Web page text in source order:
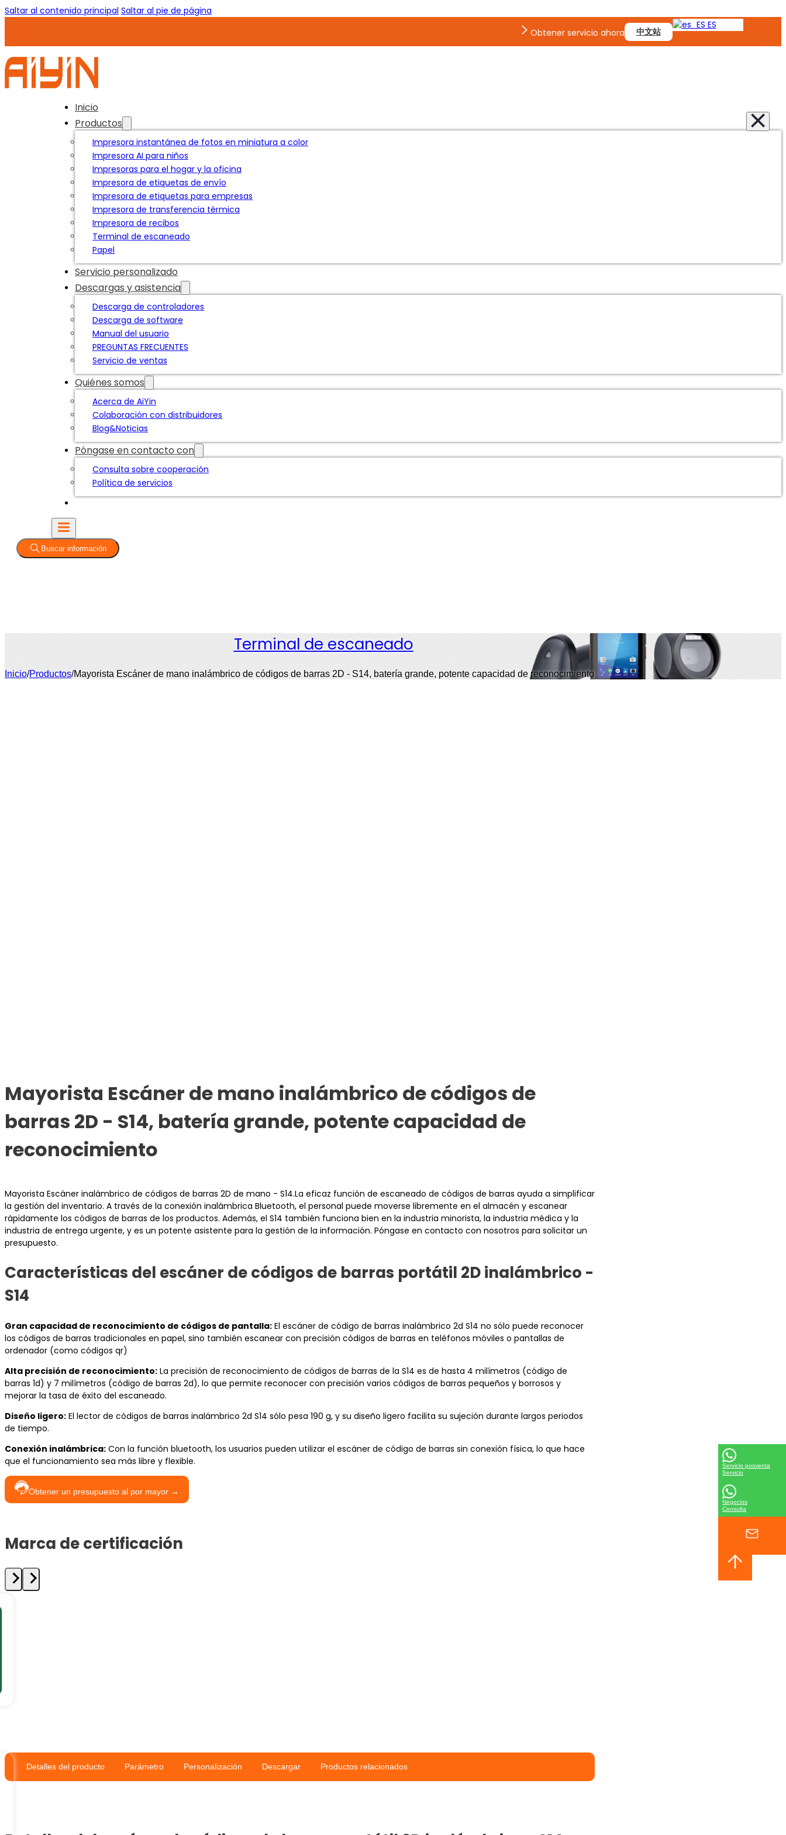
Saltar al contenido principal Saltar al pie de página
Obtener servicio ahora
中文站
ES
Inicio
Productos
Impresora instantánea de fotos en miniatura a color
Impresora AI para niños
Impresoras para el hogar y la oficina
Impresora de etiquetas de envío
Impresora de etiquetas para empresas
Impresora de transferencia térmica
Impresora de recibos
Terminal de escaneado
Papel
Servicio personalizado
Descargas y asistencia
Descarga de controladores
Descarga de software
Manual del usuario
PREGUNTAS FRECUENTES
Servicio de ventas
Quiénes somos
Acerca de AiYin
Colaboración con distribuidores
Blog&Noticias
Póngase en contacto con
Consulta sobre cooperación
Política de servicios
Buscar información
Terminal de escaneado
Inicio/Productos/Mayorista Escáner de mano inalámbrico de códigos de barras 2D - S14, batería grande, potente capacidad de reconocimiento
Mayorista Escáner de mano inalámbrico de códigos de
barras 2D - S14, batería grande, potente capacidad de
reconocimiento
Mayorista Escáner inalámbrico de códigos de barras 2D de mano - S14.La eficaz función de escaneado de códigos de barras ayuda a simplificar
la gestión del inventario. A través de la conexión inalámbrica Bluetooth, el personal puede moverse libremente en el almacén y escanear
rápidamente los códigos de barras de los productos. Además, el S14 también funciona bien en la industria minorista, la industria médica y la
industria de entrega urgente, y es un potente asistente para la gestión de la información. Póngase en contacto con nosotros para solicitar un
presupuesto.
Características del escáner de códigos de barras portátil 2D inalámbrico -
S14
Gran capacidad de reconocimiento de códigos de pantalla: El escáner de código de barras inalámbrico 2d S14 no sólo puede reconocer
los códigos de barras tradicionales en papel, sino también escanear con precisión códigos de barras en teléfonos móviles o pantallas de
ordenador (como códigos qr)
Alta precisión de reconocimiento: La precisión de reconocimiento de códigos de barras de la S14 es de hasta 4 milímetros (código de
barras 1d) y 7 milímetros (código de barras 2d), lo que permite reconocer con precisión varios códigos de barras pequeños y borrosos y
mejorar la tasa de éxito del escaneado.
Diseño ligero: El lector de códigos de barras inalámbrico 2d S14 sólo pesa 190 g, y su diseño ligero facilita su sujeción durante largos periodos
de tiempo.
Conexión inalámbrica: Con la función bluetooth, los usuarios pueden utilizar el escáner de código de barras sin conexión física, lo que hace
que el funcionamiento sea más libre y flexible.
Obtener un presupuesto al por mayor →
Marca de certificación
Servicio posventa
Servicio
Negocios
Consulta